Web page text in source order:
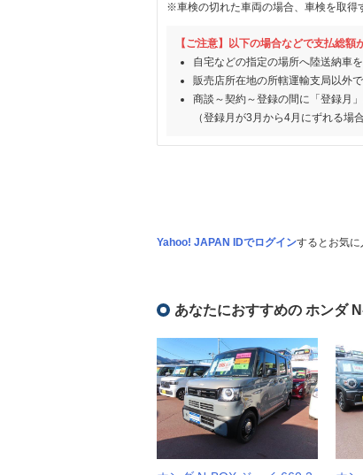
※車検の切れた車両の場合、車検を取得
【ご注意】以下の場合などで支払総額
自宅などの指定の場所へ陸送納車
販売店所在地の所轄運輸支局以外
商談～契約～登録の間に「登録月
（登録月が3月から4月にずれる場
Yahoo! JAPAN IDでログインするとお気に
あなたにおすすめの ホンダ